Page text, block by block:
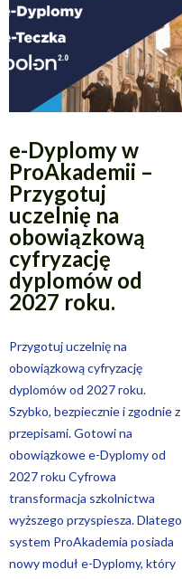
e-Dyplomy w
ProAkademii –
Przygotuj
uczelnię na
obowiązkową
cyfryzację
dyplomów od
2027 roku.
Przygotuj uczelnię na
obowiązkową cyfryzację
dyplomów od 2027 roku.
Szybko, bezpiecznie i zgodnie z
przepisami. Gotowi na
obowiązkowe e-Dyplomy od
2027 roku Cyfrowa
transformacja szkolnictwa
wyższego przyspiesza. Dlatego
system ProAkademia posiada
nowy moduł e-Dyplomy, który